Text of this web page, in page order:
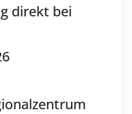
direkt bei